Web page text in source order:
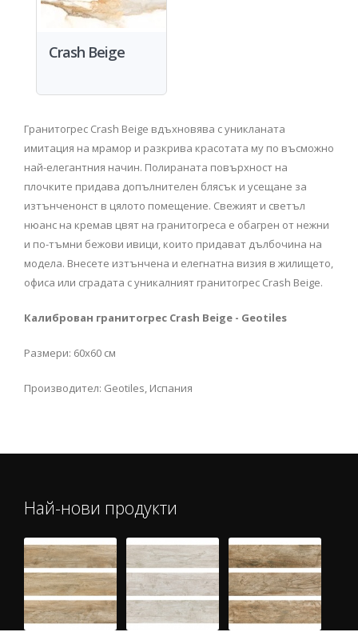
Crash Beige
Гранитогрес Crash Beige вдъхновява с уникланата
имитация на мрамор и разкрива красотата му по въсможно
най-елегантния начин. Полираната повърхност на
плочките придава допълнителен блясък и усещане за
изтънченонст в цялото помещение. Свежият и светъл
нюанс на кремав цвят на гранитогреса е обагрен от нежни
и по-тъмни бежови ивици, които придават дълбочина на
модела. Внесете изтънчена и елегнатна визия в жилището,
офиса или сградата с уникалният гранитогрес Crash Beige.
Калиброван гранитогрес Crash Beige - Geotiles
Размери: 60х60 см
Производител: Geotiles, Испания
Най-нови продукти